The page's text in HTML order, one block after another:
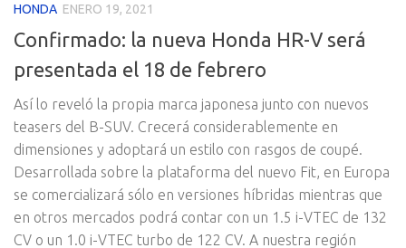
HONDA ENERO 19, 2021
Confirmado: la nueva Honda HR-V será
presentada el 18 de febrero
Así lo reveló la propia marca japonesa junto con nuevos
teasers del B-SUV. Crecerá considerablemente en
dimensiones y adoptará un estilo con rasgos de coupé.
Desarrollada sobre la plataforma del nuevo Fit, en Europa
se comercializará sólo en versiones híbridas mientras que
en otros mercados podrá contar con un 1.5 i-VTEC de 132
CV o un 1.0 i-VTEC turbo de 122 CV. A nuestra región